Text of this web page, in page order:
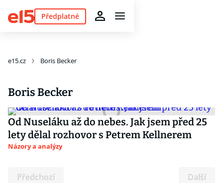
Předplatné
e15.cz Boris Becker
Boris Becker
Od Nuseláku až do nebes. Jak jsem před 25
lety dělal rozhovor s Petrem Kellnerem
Názory a analýzy
Předchozí Další